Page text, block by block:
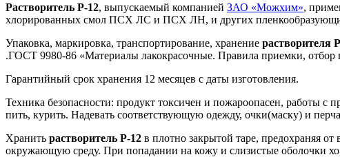
Растворитель Р-12, выпускаемый компанией ЗАО «Можхим»,
хлорированных смол ПСХ ЛС и ПСХ ЛН, и других
Упаковка, маркировка, транспортирование, хранение растворителя
.ГОСТ 9980-86 «Материалы лакокрасочные. Правила приемки, отбор
Гарантийный срок хранения 12 месяцев с даты изготовления.
Техника безопасности: продукт токсичен и пожароопасен, работы
пить, курить. Надевать соответствующую одежду, очки(маску) и
Хранить растворитель Р-12 в плотно закрытой таре, предохраняя
окружающую среду. При попадании на кожу и слизистые оболочки